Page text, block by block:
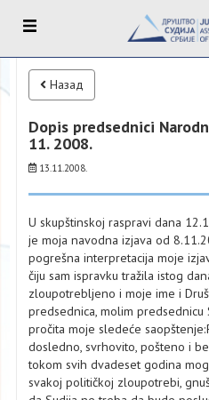
Назад
Dopis predsednici
11. 2008.
13.11.2008.
U skupštinskoj raspravi dana
je moja navodna izjava od
pogrešna interpretacija moje
čiju sam ispravku tražila istog
zloupotrebljeno i moje ime i
predsednica, molim predsednicu
pročita moje sledeće
dosledno, svrhovito, pošteno i
tokom svih dvadeset godina
svakoj političkoj zloupotrebi,